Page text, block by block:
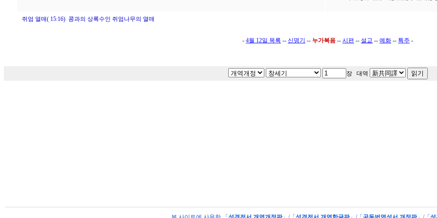
쥐엄 열매( 15:16) 콩과의 상록수인 쥐엄나무의 열매
- 4월 12일 목록 -- 신명기 -- 누가복음 -- 시편 -- 설교 -- 예화 -- 특주 -
장 대역